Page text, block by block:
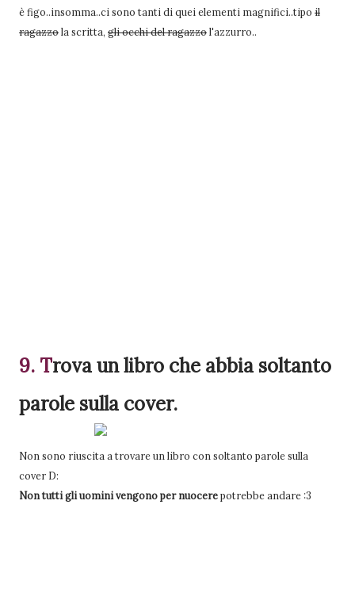
è figo..insomma..ci sono tanti di quei elementi magnifici..tipo il
ragazzola scritta, gli occhi del ragazzol'azzurro..
9. Trovaun libro che abbia soltanto
parole sulla cover.
Non sono riuscita a trovare un libro con soltanto parole sulla
cover D:
Non tutti gli uomini vengono per nuocerepotrebbe andare :3